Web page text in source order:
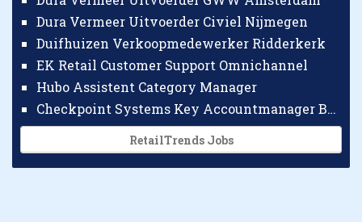
Dura Vermeer Uitvoerder Civiel Nijmegen
Duifhuizen Verkoopmedewerker Ridderkerk
EK Retail Customer Support Omnichannel
Hubo Assistent Category Manager
Checkpoint Systems Key Accountmanager Benelux
RetailTrends Jobs